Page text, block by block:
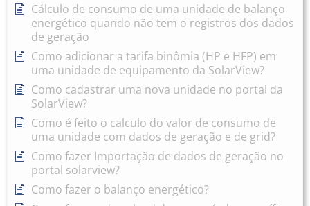
Cálculo de consumo de uma unidade de balanço
energético quando não tem o registros dos dados
de geração
Como adicionar a tarifa binômia (HP e HFP) em
uma unidade de equipamento da SolarView?
Como cadastrar uma nova unidade no portal da
SolarView?
Como é feito o calculo do valor de consumo de
uma unidade com dados de geração e de grid?
Como fazer Importação de dados de geração no
portal solarview?
Como fazer o balanço energético?